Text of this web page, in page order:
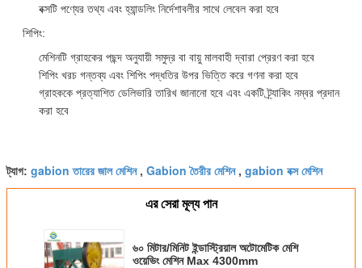
বক্সটি পণ্যের তথ্য এবং হ্যান্ডলিং নির্দেশাবলীর সাথে লেবেল করা হবে
শিপিং:
মেশিনটি গ্রাহকের পছন্দ অনুযায়ী সমুদ্র বা বায়ু মালবাহী দ্বারা প্রেরণ করা হবে
শিপিং খরচ গন্তব্য এবং শিপিং পদ্ধতির উপর ভিত্তি করে গণনা করা হবে
গ্রাহককে প্রত্যাশিত ডেলিভারি তারিখ জানানো হবে এবং একটি ট্র্যাকিং নম্বর প্রদান
করা হবে
ট্যাগ: gabion তারের জাল মেশিন, Gabion তৈরীর মেশিন, gabion বক্স মেশিন
এর সেরা মূল্য পান
৬০ মিটার/মিনিট ইন্ডাস্ট্রিয়াল অটোমেটিক মেশি
ওয়েভিং মেশিন Max 4300mm